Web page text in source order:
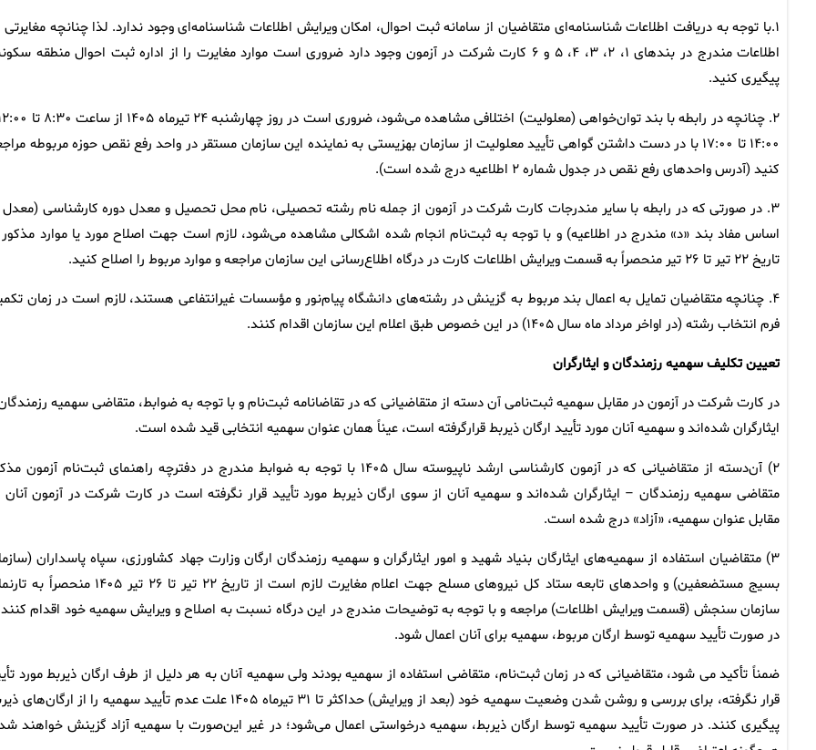
۱.با توجه به دریافت اطلاعات شناسنامه‌ای متقاضیان از سامانه ثبت احوال، امکان ویرایش اطلاعات شناسنامه‌ای وجود ندارد. لذا چنانچه مغایرتی
اطلاعات مندرج در بندهای ۱، ۲، ۳، ۴، ۵ و ۶ کارت شرکت در آزمون وجود دارد ضروری است موارد مغایرت را از اداره ثبت احوال منطقه
پیگیری کنید.
۱۴:۰۰ تا ۱۷:۰۰ با در دست داشتن گواهی تأیید معلولیت از سازمان بهزیستی به نماینده این سازمان مستقر در واحد رفع نقص حوزه مربوطه
کنید (آدرس واحدهای رفع نقص در جدول شماره ۲ اطلاعیه درج شده است).
۳. در صورتی که‌ در رابطه‌ با سایر مندرجات‌ کارت شرکت در آزمون از جمله نام رشته تحصیلی، نام محل تحصیل و معدل دوره کارشناسی (معدل
اساس مفاد بند «د‍» مندرج در اطلاعیه) و با توجه‌ به‌ ثبت‌نام انجام شده اشکالی‌ مشاهده‌ می‌شود، لازم است جهت اصلاح مورد یا موارد مذکور
تاریخ ۲۲ تیر تا ۲۶ تیر منحصراً به قسمت ویرایش اطلاعات کارت در درگاه اطلاع‌رسانی این سازمان مراجعه و موارد مربوط را اصلاح کنید.
۴. چنانچه متقاضیان تمایل به اعمال بند مربوط به گزینش در رشته‌های دانشگاه پیام‌نور و مؤسسات غیرانتفاعی هستند، لازم است در زمان
فرم انتخاب رشته (در اواخر مرداد ماه سال ۱۴۰۵) در این خصوص طبق اعلام این سازمان اقدام کنند.
تعیین تکلیف سهمیه رزمندگان و ایثارگران
در کارت شرکت در آزمون در مقابل سهمیه‌ ثبت‌نامی‌ آن دسته از متقاضیانی که در تقاضانامه ثبت‌نام و با توجه به ضوابط، متقاضی سهمیه
ایثارگران شده‌اند و سهمیه آنان مورد تأیید ارگان ذیربط قرارگرفته است، عیناً همان عنوان سهمیه انتخابی قید شده است.
۲) آن‌دسته از متقاضیانی که در آزمون کارشناسی ارشد ناپیوسته سال ۱۴۰۵ با توجه به ضوابط مندرج در دفترچه راهنمای ثبت‌نام آزمون
متقاضی سهمیه رزمندگان – ایثارگران شده‌اند و سهمیه آنان از سوی ارگان ذیربط مورد تأیید قرار نگرفته است در کارت شرکت در آزمون آنان
مقابل عنوان سهمیه، «آزاد» درج شده است.
۳) متقاضیان استفاده از سهمیه‌های ایثارگان بنیاد شهید و امور ایثارگران و سهمیه رزمندگان ارگان وزارت جهاد کشاورزی، سپاه پاسداران
بسیج مستضعفین) و واحدهای تابعه ستاد کل نیروهای مسلح جهت اعلام مغایرت لازم است از تاریخ ۲۲ تیر تا ۲۶ تیر
سازمان سنجش (قسمت ویرایش اطلاعات) مراجعه و با توجه به توضیحات مندرج در این درگاه نسبت به اصلاح و ویرایش سهمیه خود اقدام کنند
در صورت تأیید سهمیه توسط ارگان مربوط، سهمیه برای آنان اعمال شود.
ضمناً تأکید می شود، متقاضیانی که در زمان ثبت‌نام، متقاضی استفاده از سهمیه بودند ولی سهمیه آنان به هر دلیل از طرف ارگان ذیربط مورد
قرار نگرفته، برای بررسی و روشن شدن وضعیت سهمیه خود (بعد از ویرایش) حداکثر تا ۳۱ تیرماه ۱۴۰۵ علت عدم تأیید سهمیه را از
پیگیری کنند. در صورت تأیید سهمیه توسط ارگان ذیربط، سهمیه درخواستی اعمال می‌شود؛ در غیر این‌صورت با سهمیه آزاد گزینش خواهند